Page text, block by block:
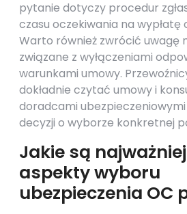
pytanie dotyczy procedur
czasu oczekiwania na wypłatę
Warto również zwrócić uwagę
związane z wyłączeniami
warunkami umowy.
dokładnie czytać umowy i
doradcami
decyzji o wyborze konkretnej
Jakie są
aspekty wyboru
ubezpieczenia OC